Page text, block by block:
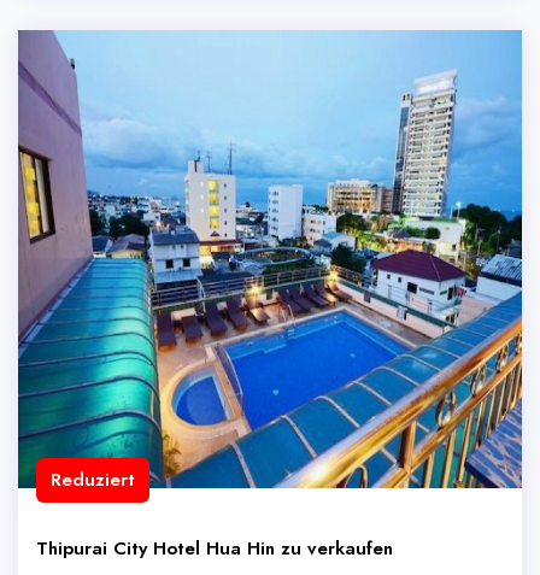
Reduziert
Thipurai City Hotel Hua Hin zu verkaufen